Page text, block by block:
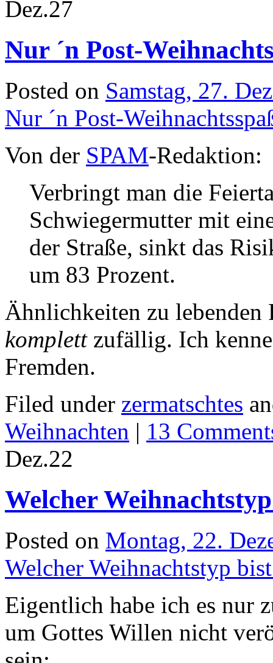
Dez.27
Nur ´n Post-
Posted on Samstag, 27.
Nur ´n Post-
Von der SPAM-Redaktion:
Verbringt man die
Schwiegermutter mit
der Straße, sinkt das
um 83 Prozent.
Ähnlichkeiten zu
komplettzufällig. Ich
Fremden.
Filed under zermatschtes
Weihnachten | 13
Dez.22
Welcher
Posted on Montag, 22.
Welcher Weihnachtstyp
Eigentlich habe ich es nur
um Gottes Willen nicht